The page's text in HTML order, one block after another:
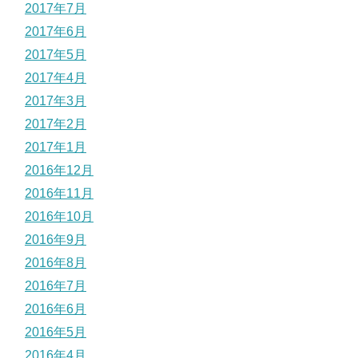
2017年7月
2017年6月
2017年5月
2017年4月
2017年3月
2017年2月
2017年1月
2016年12月
2016年11月
2016年10月
2016年9月
2016年8月
2016年7月
2016年6月
2016年5月
2016年4月